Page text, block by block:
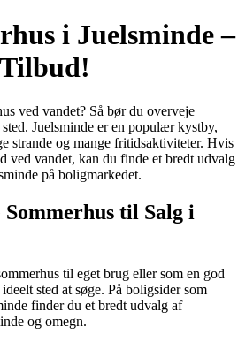
i Juelsminde –
Tilbud!
ved vandet? Så bør du overveje
Juelsminde er en populær kystby,
strande og mange fritidsaktiviteter. Hvis
ved vandet, kan du finde et bredt udvalg
på boligmarkedet.
til Salg i
til eget brug eller som en god
sted at søge. På boligsider som
finder du et bredt udvalg af
og omegn.